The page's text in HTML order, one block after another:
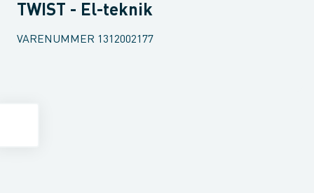
TWIST - El-teknik
VARENUMMER 1312002177